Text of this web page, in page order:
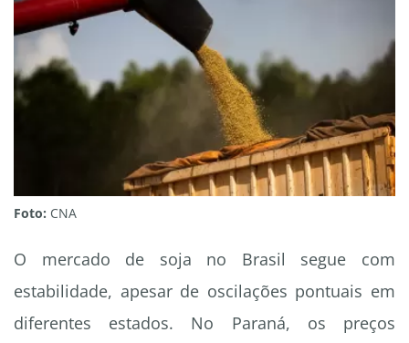
Foto: CNA
O mercado de soja no Brasil segue com
estabilidade, apesar de oscilações pontuais em
diferentes estados. No Paraná, os preços